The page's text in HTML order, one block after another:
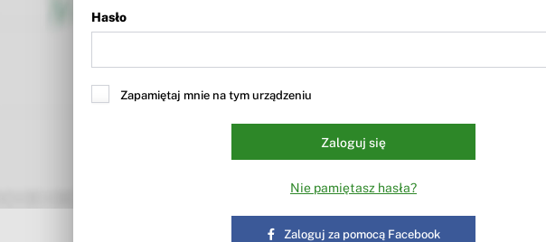
Hasło
Zapamiętaj mnie na tym urządzeniu
Zaloguj się
Nie pamiętasz hasła?
Zaloguj za pomocą Facebook